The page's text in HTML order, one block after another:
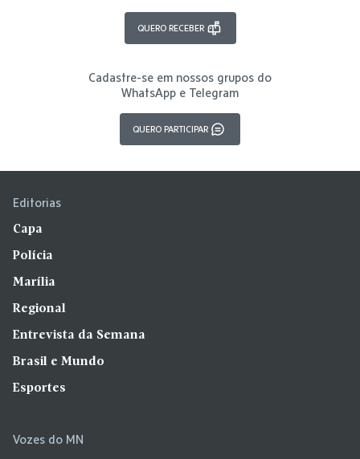
QUERO RECEBER
Cadastre-se em nossos grupos do
WhatsApp e Telegram
QUERO PARTICIPAR
Editorias
Capa
Polícia
Marília
Regional
Entrevista da Semana
Brasil e Mundo
Esportes
Vozes do MN